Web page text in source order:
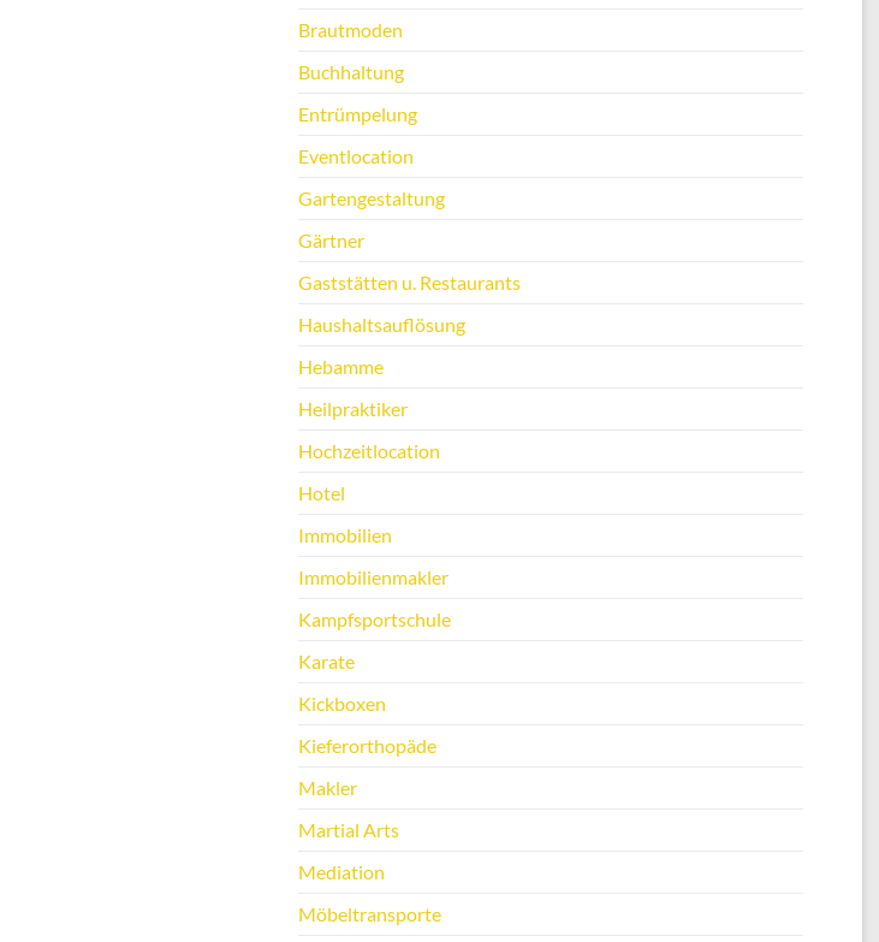
Brautmoden
Buchhaltung
Entrümpelung
Eventlocation
Gartengestaltung
Gärtner
Gaststätten u. Restaurants
Haushaltsauflösung
Hebamme
Heilpraktiker
Hochzeitlocation
Hotel
Immobilien
Immobilienmakler
Kampfsportschule
Karate
Kickboxen
Kieferorthopäde
Makler
Martial Arts
Mediation
Möbeltransporte